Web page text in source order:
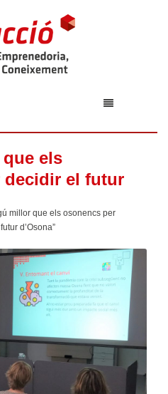
els
decidir el futur
millor que els osonencs per
d’Osona”